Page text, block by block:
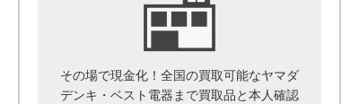
その場で現金化！全国の買取可能なヤマダ
デンキ・ベスト電器まで買取品と本人確認